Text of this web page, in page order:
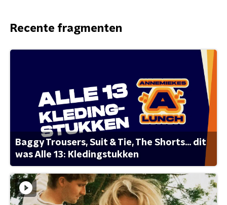
Recente fragmenten
Baggy Trousers, Suit & Tie, The Shorts... dit
was Alle 13: Kledingstukken